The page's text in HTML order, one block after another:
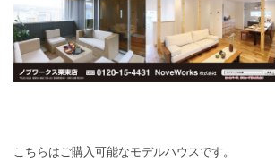
こちらはご購入可能なモデルハウスです。